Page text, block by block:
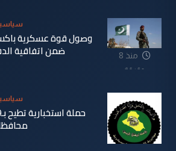
منذ 8
دقيقة
وصول قوة عسكرية
ضمن اتفاقية